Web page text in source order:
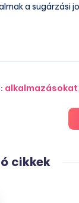
a sugárzási
alkalmazásokat
cikkek